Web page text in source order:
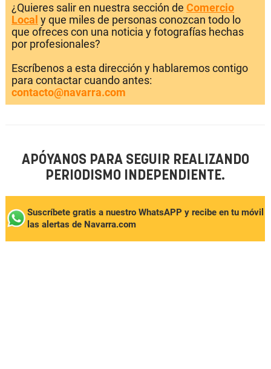
¿Quieres salir en nuestra sección de Comercio
Local y que miles de personas conozcan todo lo
que ofreces con una noticia y fotografías hechas
por profesionales?
Escríbenos a esta dirección y hablaremos contigo
para contactar cuando antes:
contacto@navarra.com
APÓYANOS PARA SEGUIR REALIZANDO
PERIODISMO INDEPENDIENTE.
Suscríbete gratis a nuestro WhatsAPP y recibe en tu móvil
las alertas de Navarra.com